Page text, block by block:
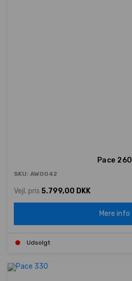
Pace 260
SKU: AW0042
Vejl. pris 5.799,00 DKK
Mere info
Udsolgt